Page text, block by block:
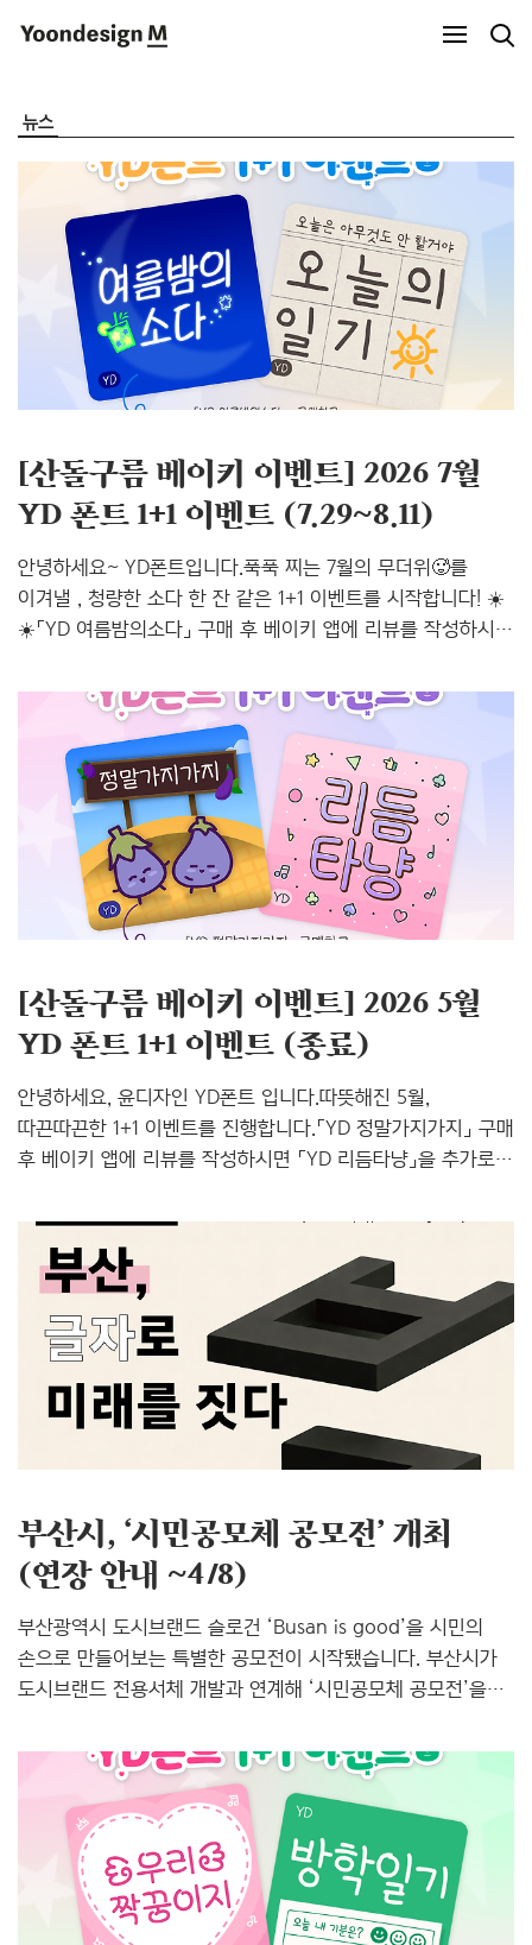
Yoondesign M
뉴스
[산돌구름 베이키 이벤트] 2026 7월
YD 폰트 1+1 이벤트 (7.29~8.11)
안녕하세요~ YD폰트입니다.푹푹 찌는 7월의 무더위🥵를
이겨낼 , 청량한 소다 한 잔 같은 1+1 이벤트를 시작합니다! ☀️
☀️「YD 여름밤의소다」 구매 후 베이키 앱에 리뷰를 작성하시면
여름밤의소다」 는 한여름 밤의 선선한 공기 속에서 느껴지는
시원한 소다의 청량함을 담은 서체입니다.길쭉길쭉하면서도
살짝 기운 형태가 서체에 경쾌한 리듬감을 살리고, 여기에
자연스러운 획의 굵기 차이를 더해 손글씨 특유의 느낌을
표현했습니다. 🔍 「YD 여름밤의소다」 폰트 상세보기(카톡
실제 적용 이미지) 🔍 「YD 오늘의일기」 폰트 상세보기 📌
이벤트 참여방법 ✅ Step 1. 🔗베이키 모바일 iOS앱에 접속해
「YD 여름밤의소다」 폰트를 구..
[산돌구름 베이키 이벤트] 2026 5월
YD 폰트 1+1 이벤트 (종료)
안녕하세요, 윤디자인 YD폰트 입니다.따뜻해진 5월,
따끈따끈한 1+1 이벤트를 진행합니다.「YD 정말가지가지」 구매
후 베이키 앱에 리뷰를 작성하시면 「YD 리듬타냥」을 추가로
가지의 유연함과 매끈한 인상을 담은 폰트예요. 🍆🍆
길쭉하면서도 시원하게 뻗은 자소 ‘ㅅ, ㅈ, ㅊ’의 디자인은 가지
특유의 부피감을 연상케 하죠! 가독성이 좋아서 카톡이나
다이어리에 사용하기 좋은 폰트입니다. 🔍 「YD 정말가지가지」
폰트 상세보기(카톡 실제 적용 이미지) 🔍 「YD 리듬타냥」
폰트 상세보기 📌 이벤트 참여방법 ✅ Step 1. 🔗베이키
모바일 iOS앱에 접속해 「YD 정말가지가지」 폰트를
구매합니다. ✅ Step 2. 상품 상세 ..
부산시, ‘시민공모체 공모전’ 개최
(연장 안내 ~4/8)
부산광역시 도시브랜드 슬로건 ‘Busan is good’을 시민의
손으로 만들어보는 특별한 공모전이 시작됐습니다. 부산시가
도시브랜드 전용서체 개발과 연계해 ‘시민공모체 공모전’을
디자인하는 행사가 아니라, 시민이 직접 도시의 정체성을
글자로 표현하고 부산의 브랜드 자산을 함께 만들어가는
프로젝트라는 점에서 더욱 의미가 있습니다. 시민이 만드는
부산의 글자 이번 공모전의 가장 큰 특징은 시민이 글자
창작의 주체가 된다는 점입니다. 부산의 모습, 부산의 분위기,
부산이 가진 에너지와 매력을 각자의 시선으로 글자에 담아
표현할 수 있습니다. 부산광역시는 이를 통해 시민들이 도시